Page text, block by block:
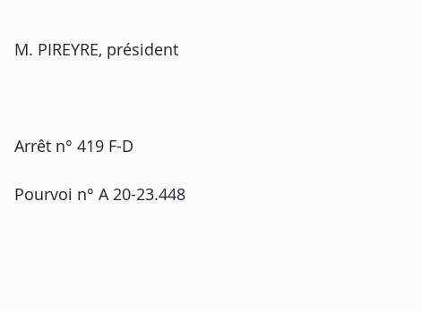
M. PIREYRE, président
Arrêt n° 419 F-D
Pourvoi n° A 20-23.448